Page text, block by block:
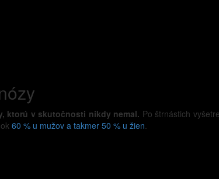
ktorú v skutočnosti nikdy nemal. Po štrnástich
60 % u mužov a takmer 50 % u žien.